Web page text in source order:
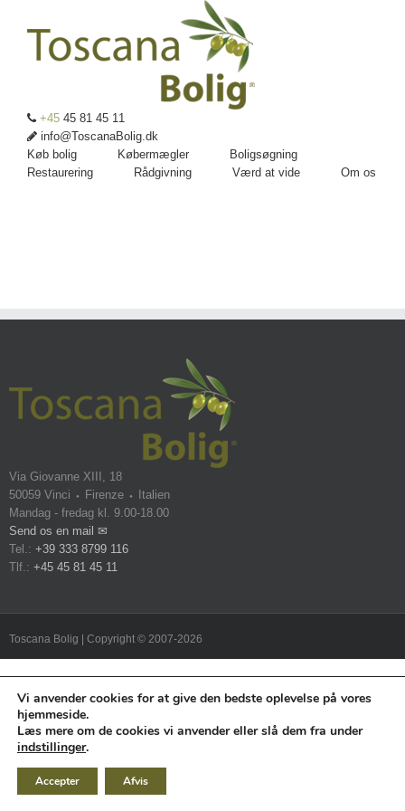
+45 45 81 45 11
info@ToscanaBolig.dk
Køb bolig
Købermægler
Boligsøgning
Restaurering
Rådgivning Værd at vide Om os
Via Giovanne XIII, 18
50059 Vinci ⬩ Firenze ⬩ Italien
Mandag - fredag kl. 9.00-18.00
Send os en mail ✉
Tel.: +39 333 8799 116
Tlf.: +45 45 81 45 11
Toscana Bolig | Copyright © 2007-2026
Vi anvender cookies for at give den bedste oplevelse på vores
hjemmeside.
Læs mere om de cookies vi anvender eller slå dem fra under
indstillinger.
Accepter Afvis